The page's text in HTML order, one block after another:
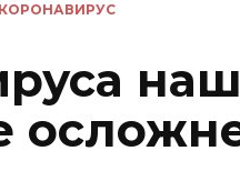
КОРОНАВИРУС